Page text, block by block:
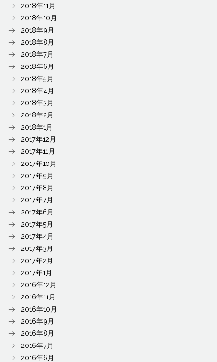
2018年11月
2018年10月
2018年9月
2018年8月
2018年7月
2018年6月
2018年5月
2018年4月
2018年3月
2018年2月
2018年1月
2017年12月
2017年11月
2017年10月
2017年9月
2017年8月
2017年7月
2017年6月
2017年5月
2017年4月
2017年3月
2017年2月
2017年1月
2016年12月
2016年11月
2016年10月
2016年9月
2016年8月
2016年7月
2016年6月